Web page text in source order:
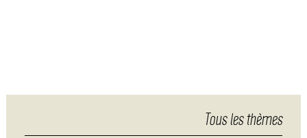
Tous les thèmes